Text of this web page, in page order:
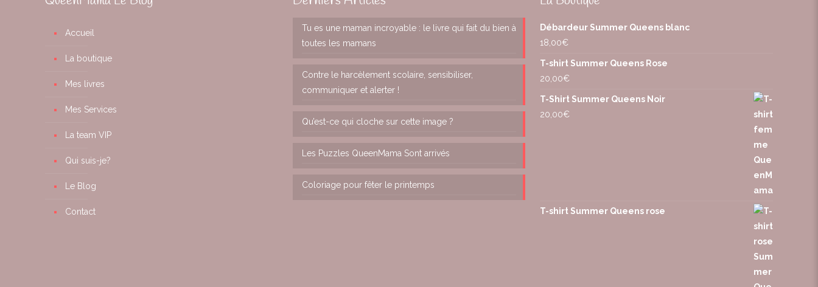
Accueil
La boutique
Mes livres
Mes Services
La team VIP
Qui suis-je?
Le Blog
Contact
Tu es une maman incroyable : le livre qui fait du bien à
toutes les mamans
Contre le harcèlement scolaire, sensibiliser,
communiquer et alerter !
Qu’est-ce qui cloche sur cette image ?
Les Puzzles QueenMama Sont arrivés
Coloriage pour fêter le printemps
Débardeur Summer Queens blanc
18,00€
T-shirt Summer Queens Rose
20,00€
T-Shirt Summer Queens Noir
20,00€
T-shirt Summer Queens rose